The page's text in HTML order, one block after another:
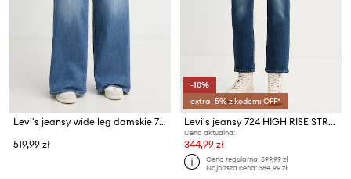
Levi's jeansy wide leg damskie 728 HR WIDE LEG
519,99 zł
-10%
extra -5% z kodem: OFF*
Levi's jeansy 724 HIGH RISE STRAIGHT
Cena aktualna:
344,99 zł
Cena regularna:599,99 zł
Najniższa cena:384,99 zł